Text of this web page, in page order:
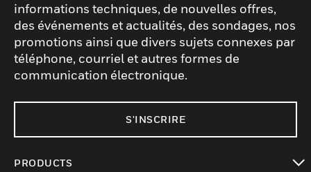
informations techniques, de nouvelles offres,
des événements et actualités, des sondages, nos
promotions ainsi que divers sujets connexes par
téléphone, courriel et autres formes de
communication électronique.
S'INSCRIRE
PRODUCTS